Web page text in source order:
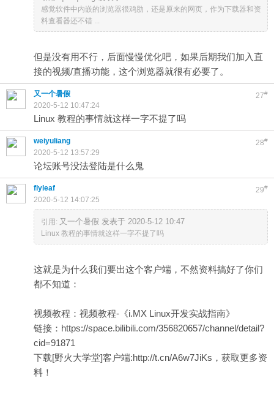
感觉软件中内嵌的浏览器很鸡肋，还是原来的网页，作为下载器和资
料查看器还不错 ...
但是没有用不行，后面慢慢优化吧，如果后期我们加入直
接的视频/直播功能，这个浏览器就很有必要了。
27#
又一个暑假
2020-5-12 10:47:24
Linux 教程的事情就这样一字不提了吗
28#
weiyuliang
2020-5-12 13:57:29
论坛账号没法登陆是什么鬼
29#
flyleaf
2020-5-12 14:07:25
引用: 又一个暑假 发表于 2020-5-12 10:47
Linux 教程的事情就这样一字不提了吗
这就是为什么我们要出这个客户端，不然资料搞好了你们
都不知道：
视频教程：视频教程-《i.MX Linux开发实战指南》
链接： https://space.bilibili.com/356820657/channel/detail?
cid=91871
下载[野火大学堂]客户端:http://t.cn/A6w7JiKs ，获取更多资
料！